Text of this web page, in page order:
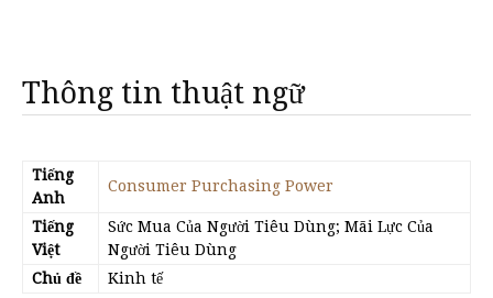
Thông tin thuật ngữ
Tiếng
Anh
Consumer Purchasing Power
Tiếng
Việt
Sức Mua Của Người Tiêu Dùng; Mãi Lực Của
Người Tiêu Dùng
Chủ đề
Kinh tế